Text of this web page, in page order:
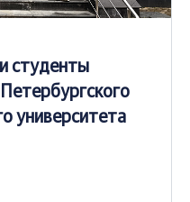
студенты
университета